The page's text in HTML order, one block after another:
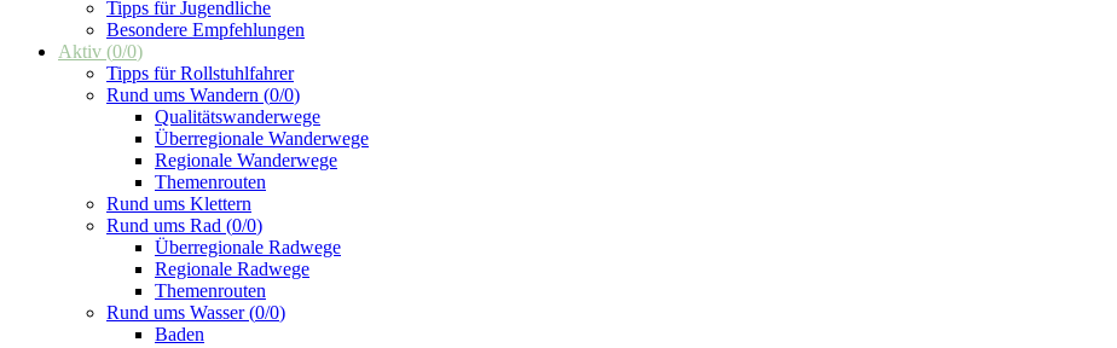
Tipps für Jugendliche
Besondere Empfehlungen
Aktiv (0/0)
Tipps für Rollstuhlfahrer
Rund ums Wandern (0/0)
Qualitätswanderwege
Überregionale Wanderwege
Regionale Wanderwege
Themenrouten
Rund ums Klettern
Rund ums Rad (0/0)
Überregionale Radwege
Regionale Radwege
Themenrouten
Rund ums Wasser(0/0)
Baden